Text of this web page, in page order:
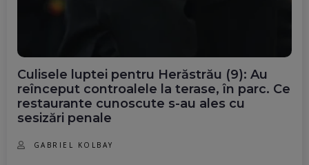
Culisele luptei pentru Herăstrău (9): Au
reînceput controalele la terase, în parc. Ce
restaurante cunoscute s-au ales cu
sesizări penale
GABRIEL KOLBAY